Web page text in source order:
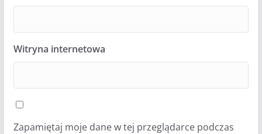
Witryna internetowa
Zapamiętaj moje dane w tej przeglądarce podczas